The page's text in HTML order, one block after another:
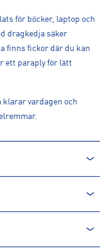
för böcker, laptop och
dragkedja säker
finns fickor där du kan
ett paraply för lätt
klarar vardagen och
främst från PET-flaskor.
koldioxid och mindre